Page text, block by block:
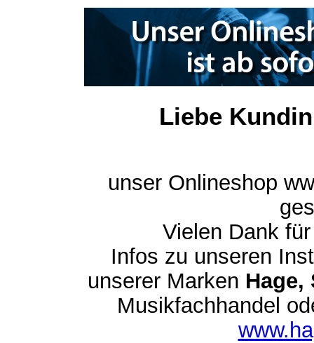
Liebe
unser Onlineshop
Vielen Dank
Infos zu unseren
unserer Marken Hage,
Musikfachhandel